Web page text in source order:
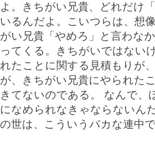
よ。きちがい兄貴、どれだけ
いるんだよ。こいつらは、想
がい兄貴「やめろ」と言わな
ってくる。きちがいではない
れたことに関する見積もりが
が、きちがい兄貴にやられた
きてないのである。 なんで、
になめられなきゃならないん
の世は、こういうバカな連中